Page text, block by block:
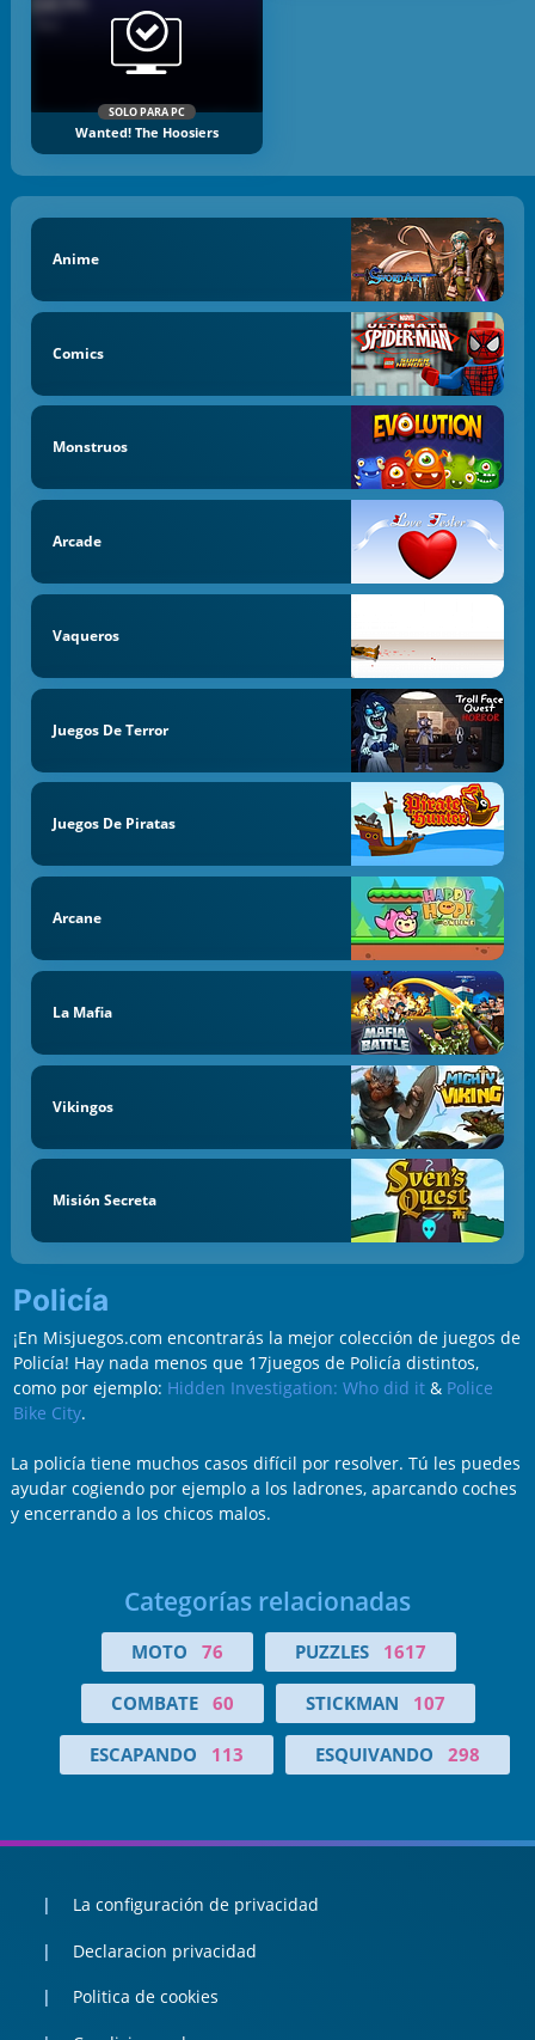
SOLO PARA PC
Wanted! The Hoosiers
Anime
Comics
Monstruos
Arcade
Vaqueros
Juegos De Terror
Juegos De Piratas
Arcane
La Mafia
Vikingos
Misión Secreta
Policía
¡En Misjuegos.com encontrarás la mejor colección de juegos de
Policía! Hay nada menos que 17juegos de Policía distintos,
como por ejemplo: Hidden Investigation: Who did it& Police
Bike City.
La policía tiene muchos casos difícil por resolver. Tú les puedes
ayudar cogiendo por ejemplo a los ladrones, aparcando coches
y encerrando a los chicos malos.
Categorías relacionadas
MOTO 76 PUZZLES 1617
COMBATE 60 STICKMAN 107
ESCAPANDO 113 ESQUIVANDO 298
La configuración de privacidad
Declaracion privacidad
Politica de cookies